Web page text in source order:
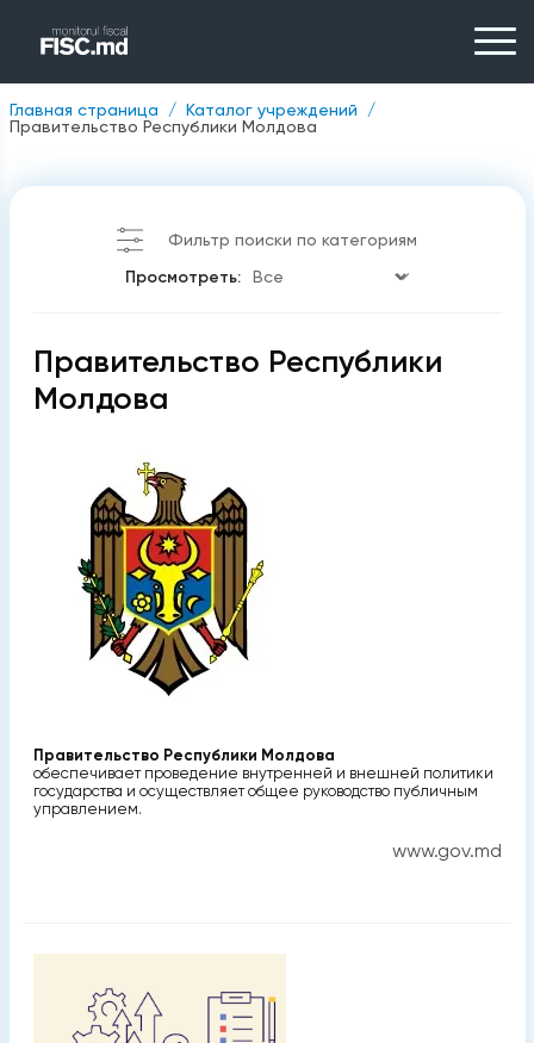
Главная страница
Каталог учреждений
Правительство Республики Молдова
Фильтр поиски по категориям
Просмотреть:
Правительство Республики
Молдова
Правительство Республики Молдова
обеспечивает проведение внутренней и внешней политики
государства и осуществляет общее руководство публичным
управлением.
www.gov.md